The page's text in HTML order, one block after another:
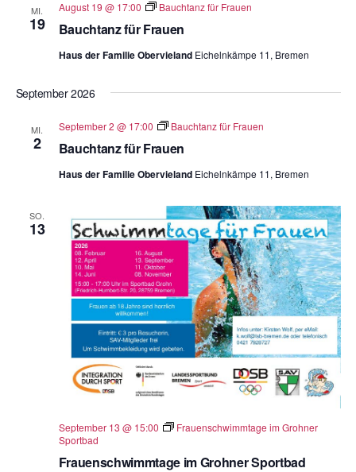
MI.
19 Bauchtanz für Frauen
August 19 @ 17:00 Bauchtanz für Frauen
Haus der Familie Obervieland Eichelnkämpe 11, Bremen
September 2026
MI.
2 Bauchtanz für Frauen
September 2 @ 17:00 Bauchtanz für Frauen
Haus der Familie Obervieland Eichelnkämpe 11, Bremen
SO.
13
Frauenschwimmtage im Grohner Sportbad
September 13 @ 15:00
Frauenschwimmtage im Grohner
Sportbad